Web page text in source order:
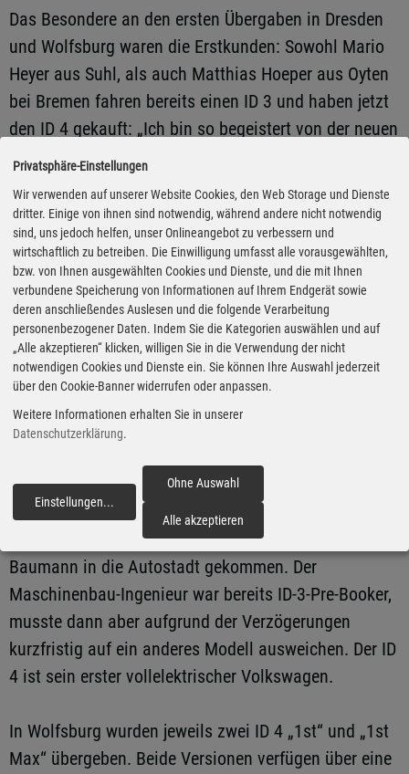
Das Besondere an den ersten Übergaben in Dresden
und Wolfsburg waren die Erstkunden: Sowohl Mario
Heyer aus Suhl, als auch Matthias Hoeper aus Oyten
bei Bremen fahren bereits einen ID 3 und haben jetzt
den ID 4 gekauft: „Ich bin so begeistert von der neuen
ID-Familie, dass ich gleich noch einmal zugeschlagen
habe“, sagte Mario Heyer in Dresden. Und Matthais
Hoeper ist schon länger treuer E-Kunde bei VW. Der
54-Jährige fuhr schon vor seinem ID 3, von dem er
immer noch begeistert ist, einen e-Up und einen e-
Golf. Jetzt freut er sich über den ID 4 als
„Familienzuwachs“ und wird darüber hinaus bald in
eine 300 Quadratmeter große Photovoltaik-Anlage
auf dem Dach seines Hauses investieren, die dann
Volkswagen mit Solarenergie versorgen wird. Und
geht, wird auch der ID Buzz bestellt.“
Aus Hötzum vor den Toren Braunschweigs ist Konrad
Baumann in die Autostadt gekommen. Der
Maschinenbau-Ingenieur war bereits ID-3-Pre-Booker,
musste dann aber aufgrund der Verzögerungen
kurzfristig auf ein anderes Modell ausweichen. Der ID
4 ist sein erster vollelektrischer Volkswagen.
In Wolfsburg wurden jeweils zwei ID 4 „1st“ und „1st
Max“ übergeben. Beide Versionen verfügen über eine
Privatsphäre-Einstellungen
Wir verwenden auf unserer Website Cookies, den Web Storage und Dienste
dritter. Einige von ihnen sind notwendig, während andere nicht notwendig
sind, uns jedoch helfen, unser Onlineangebot zu verbessern und
wirtschaftlich zu betreiben. Die Einwilligung umfasst alle vorausgewählten,
bzw. von Ihnen ausgewählten Cookies und Dienste, und die mit Ihnen
verbundene Speicherung von Informationen auf Ihrem Endgerät sowie
deren anschließendes Auslesen und die folgende Verarbeitung
personenbezogener Daten. Indem Sie die Kategorien auswählen und auf
„Alle akzeptieren“ klicken, willigen Sie in die Verwendung der nicht
notwendigen Cookies und Dienste ein. Sie können Ihre Auswahl jederzeit
über den Cookie-Banner widerrufen oder anpassen.
Weitere Informationen erhalten Sie in unserer
Datenschutzerklärung.
Einstellungen...
Ohne Auswahl
Alle akzeptieren